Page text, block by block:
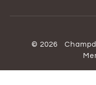
© 2026